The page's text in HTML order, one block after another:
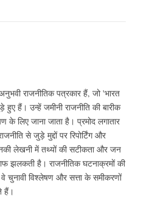
राजनीतिक पत्रकार हैं, जो 'भारत
हैं। उन्हें जमीनी राजनीति की बारीक
लिए जाना जाता है। प्रमोद लगातार
से जुड़े मुद्दों पर रिपोर्टिंग और
लेखनी में तथ्यों की सटीकता और जन
झलकती है। राजनीतिक घटनाक्रमों की
वे चुनावी विश्लेषण और सत्ता के समीकरणों
हैं।